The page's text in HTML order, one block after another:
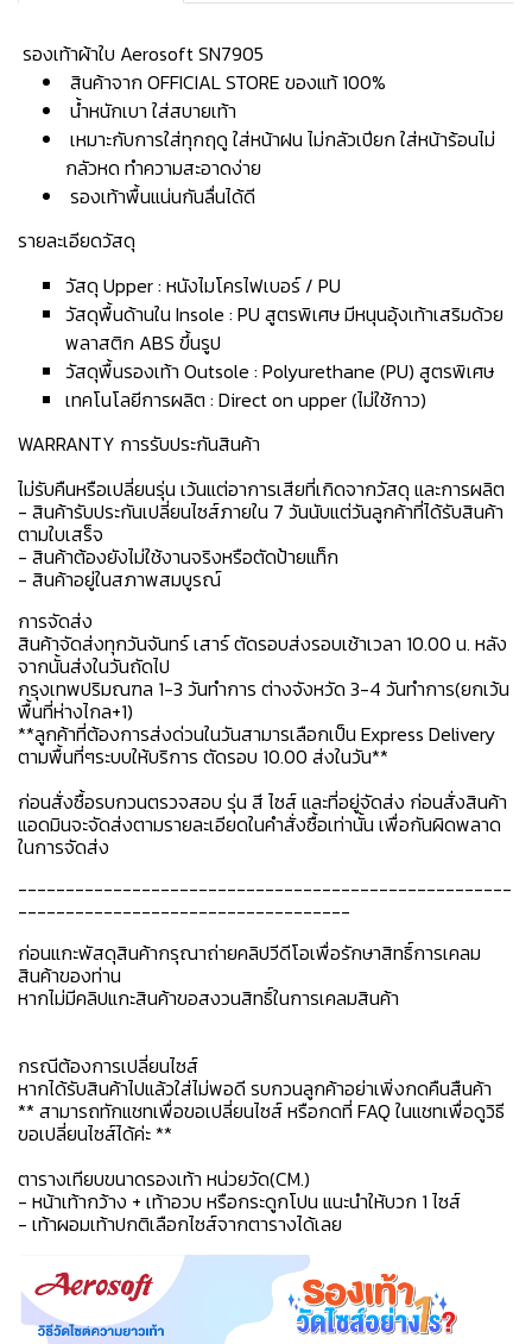
️ รองเท้าผ้าใบ Aerosoft SN7905
สินค้าจาก OFFICIAL STORE ของแท้ 100%
น้ำหนักเบา ใส่สบายเท้า
เหมาะกับการใส่ทุกฤดู ใส่หน้าฝน ไม่กลัวเปียก ใส่หน้าร้อนไม่
กลัวหด ทำความสะอาดง่าย
รองเท้าพื้นแน่นกันลื่นได้ดี
รายละเอียดวัสดุ
วัสดุ Upper : หนังไมโครไฟเบอร์ / PU
วัสดุพื้นด้านใน Insole : PU สูตรพิเศษ มีหนุนอุ้งเท้าเสริมด้วย
พลาสติก ABS ขึ้นรูป
วัสดุพื้นรองเท้า Outsole : Polyurethane (PU) สูตรพิเศษ
เทคโนโลยีการผลิต : Direct on upper (ไม่ใช้กาว)
WARRANTY การรับประกันสินค้า
ไม่รับคืนหรือเปลี่ยนรุ่น เว้นแต่อาการเสียที่เกิดจากวัสดุ และการผลิต
- สินค้ารับประกันเปลี่ยนไซส์ภายใน 7 วันนับแต่วันลูกค้าที่ได้รับสินค้า
ตามใบเสร็จ
- สินค้าต้องยังไม่ใช้งานจริงหรือตัดป้ายแท็ก
- สินค้าอยู่ในสภาพสมบูรณ์
การจัดส่ง
สินค้าจัดส่งทุกวันจันทร์ เสาร์ ตัดรอบส่งรอบเช้าเวลา 10.00 น. หลัง
จากนั้นส่งในวันถัดไป
กรุงเทพปริมณฑล 1-3 วันทำการ ต่างจังหวัด 3-4 วันทำการ(ยกเว้น
พื้นที่ห่างไกล+1)
**ลูกค้าที่ต้องการส่งด่วนในวันสามารเลือกเป็น Express Delivery
ตามพื้นที่ๆระบบให้บริการ ตัดรอบ 10.00 ส่งในวัน**
ก่อนสั่งซื้อรบกวนตรวจสอบ รุ่น สี ไซส์ และที่อยู่จัดส่ง ก่อนสั่งสินค้า
แอดมินจะจัดส่งตามรายละเอียดในคำสั่งซื้อเท่านั้น เพื่อกันผิดพลาด
ในการจัดส่ง
----------------------------------------------------
-----------------------------------
ก่อนแกะพัสดุสินค้ากรุณาถ่ายคลิปวีดีโอเพื่อรักษาสิทธิ์การเคลม
สินค้าของท่าน
หากไม่มีคลิปแกะสินค้าขอสงวนสิทธิ์ในการเคลมสินค้า
กรณีต้องการเปลี่ยนไซส์
หากได้รับสินค้าไปแล้วใส่ไม่พอดี รบกวนลูกค้าอย่าเพิ่งกดคืนสืนค้า
** สามารถทักแชทเพื่อขอเปลี่ยนไซส์ หรือกดที่ FAQ ในแชทเพื่อดูวิธี
ขอเปลี่ยนไซส์ได้ค่ะ **
ตารางเทียบขนาดรองเท้า หน่วยวัด(CM.)
- หน้าเท้ากว้าง + เท้าอวบ หรือกระดูกโปน แนะนำให้บวก 1 ไซส์
- เท้าผอมเท้าปกติเลือกไซส์จากตารางได้เลย